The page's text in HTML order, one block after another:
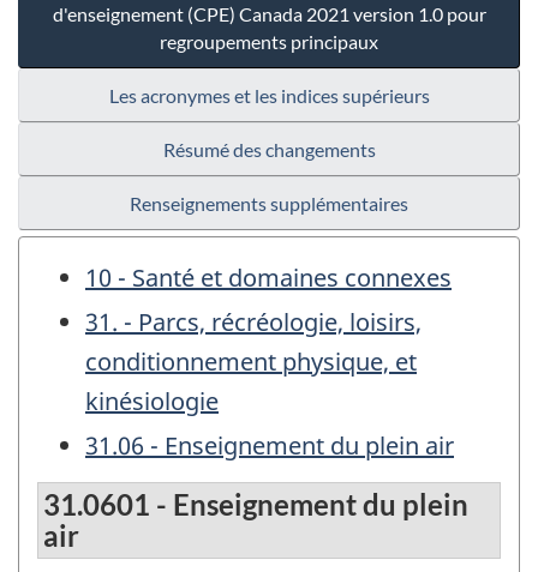
d'enseignement (CPE) Canada 2021 version 1.0 pour
regroupements principaux
Les acronymes et les indices supérieurs
Résumé des changements
Renseignements supplémentaires
10 - Santé et domaines connexes
31. - Parcs, récréologie, loisirs,
conditionnement physique, et
kinésiologie
31.06 - Enseignement du plein air
31.0601 - Enseignement du plein
air